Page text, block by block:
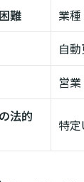
難
業
自
営
法的
特